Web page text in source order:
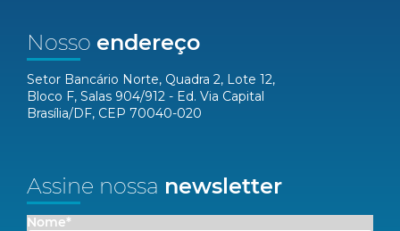
Nosso endereço
Setor Bancário Norte, Quadra 2, Lote 12,
Bloco F, Salas 904/912 - Ed. Via Capital
Brasília/DF, CEP 70040-020
Assine nossa newsletter
Nome*